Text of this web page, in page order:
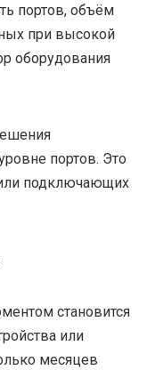
портов, объём
при высокой
оборудования
портов. Это
подключающих
становится
или
месяцев